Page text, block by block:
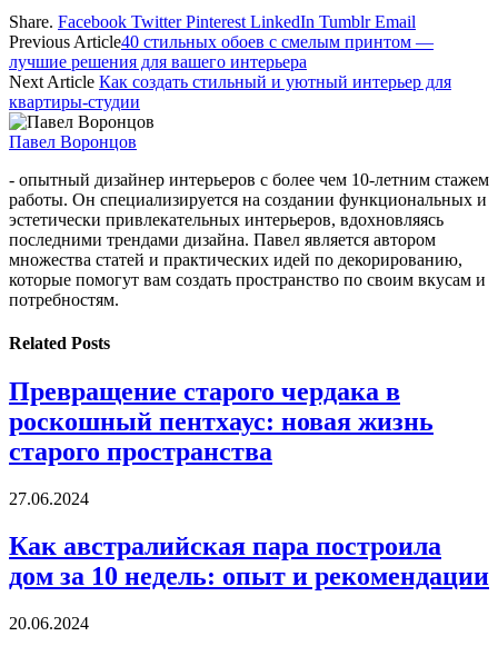
Share. Facebook Twitter Pinterest LinkedIn Tumblr Email
Previous Article40 стильных обоев с смелым принтом —
лучшие решения для вашего интерьера
Next Article Как создать стильный и уютный интерьер для
квартиры-студии
Павел Воронцов
- опытный дизайнер интерьеров с более чем 10-летним стажем
работы. Он специализируется на создании функциональных и
эстетически привлекательных интерьеров, вдохновляясь
последними трендами дизайна. Павел является автором
множества статей и практических идей по декорированию,
которые помогут вам создать пространство по своим вкусам и
потребностям.
Related Posts
Превращение старого чердака в
роскошный пентхаус: новая жизнь
старого пространства
27.06.2024
Как австралийская пара построила
дом за 10 недель: опыт и рекомендации
20.06.2024